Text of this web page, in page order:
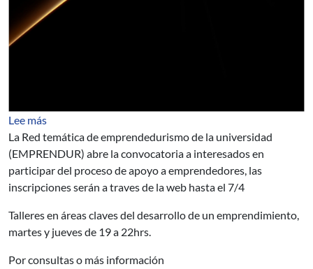
Lee mássobre EMPRENDUR abre convocatoria a
La Red temática de emprendedurismo de la universidad
(EMPRENDUR) abre la convocatoria a interesados en
participar del proceso de apoyo a emprendedores, las
inscripciones serán a traves de la web hasta el 7/4
Talleres en áreas claves del desarrollo de un emprendimiento,
martes y jueves de 19 a 22hrs.
Por consultas o más información